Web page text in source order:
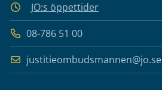
JO:s öppettider
08-786 51 00
justitieombudsmannen@jo.se